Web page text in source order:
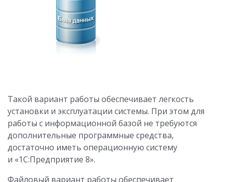
Такой вариант работы обеспечивает легкость
установки и эксплуатации системы. При этом для
работы с информационной базой не требуются
дополнительные программные средства,
достаточно иметь операционную систему
и «1С:Предприятие 8».
Файловый вариант работы обеспечивает